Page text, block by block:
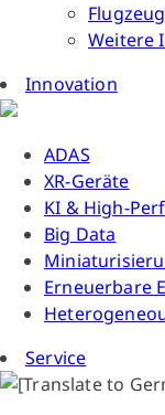
Weitere
Innovation
ADAS
XR-Geräte
KI & High-
Big Data
Erneuerbare
Service